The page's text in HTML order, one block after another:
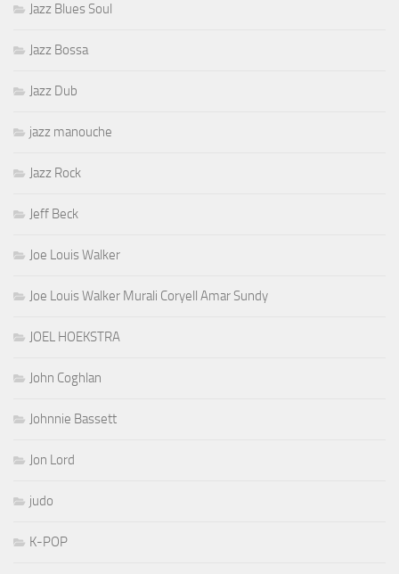
Jazz Blues Soul
Jazz Bossa
Jazz Dub
jazz manouche
Jazz Rock
Jeff Beck
Joe Louis Walker
Joe Louis Walker Murali Coryell Amar Sundy
JOEL HOEKSTRA
John Coghlan
Johnnie Bassett
Jon Lord
judo
K-POP